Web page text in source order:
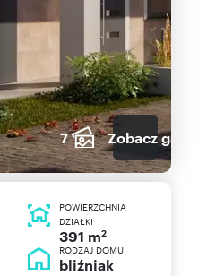
7 Zobacz galerię
POWIERZCHNIA
DZIAŁKI
391 m2
RODZAJ DOMU
bliźniak